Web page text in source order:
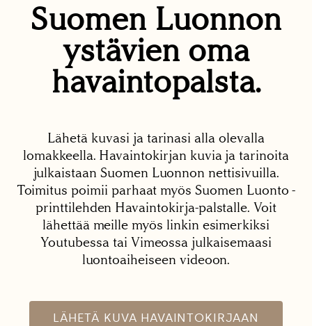
Suomen Luonnon
ystävien oma
havaintopalsta.
Lähetä kuvasi ja tarinasi alla olevalla
lomakkeella. Havaintokirjan kuvia ja tarinoita
julkaistaan Suomen Luonnon nettisivuilla.
Toimitus poimii parhaat myös Suomen Luonto -
printtilehden Havaintokirja-palstalle. Voit
lähettää meille myös linkin esimerkiksi
Youtubessa tai Vimeossa julkaisemaasi
luontoaiheiseen videoon.
LÄHETÄ KUVA HAVAINTOKIRJAAN